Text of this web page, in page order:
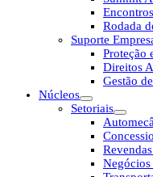
Rodada
Suporte
Proteção
Direitos
Gestão
Núcleos
Setoriais